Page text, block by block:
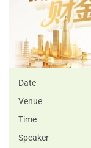
Date
Venue
Time
Speaker